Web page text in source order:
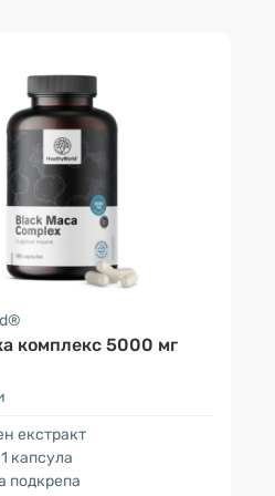
комплекс 5000 мг
екстракт
капсула
подкрепа